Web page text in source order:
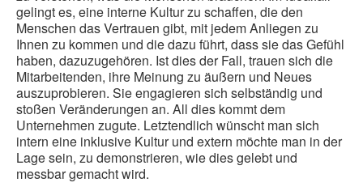
gelingt es, eine interne Kultur zu schaffen, die den
Menschen das Vertrauen gibt, mit jedem Anliegen zu
Ihnen zu kommen und die dazu führt, dass sie das Gefühl
haben, dazuzugehören. Ist dies der Fall, trauen sich die
Mitarbeitenden, ihre Meinung zu äußern und Neues
auszuprobieren. Sie engagieren sich selbständig und
stoßen Veränderungen an. All dies kommt dem
Unternehmen zugute. Letztendlich wünscht man sich
intern eine inklusive Kultur und extern möchte man in der
Lage sein, zu demonstrieren, wie dies gelebt und
messbar gemacht wird.